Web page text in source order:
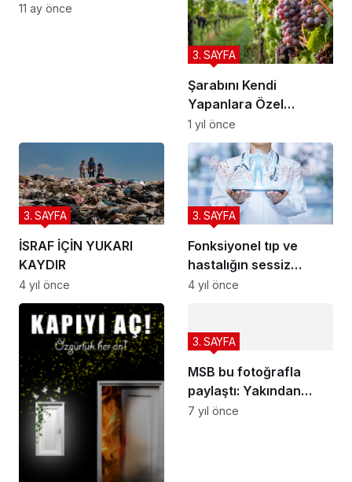
11 ay önce
Şarabını Kendi
Yapanlara Özel
Tavsiyeler
3. SAYFA
1 yıl önce
İSRAF İÇİN YUKARI
KAYDIR
3. SAYFA
4 yıl önce
Fonksiyonel tıp ve
hastalığın sessiz
adımları
3. SAYFA
4 yıl önce
MSB bu fotoğrafla
paylaştı: Yakından
takip ediyoruz
3. SAYFA
7 yıl önce